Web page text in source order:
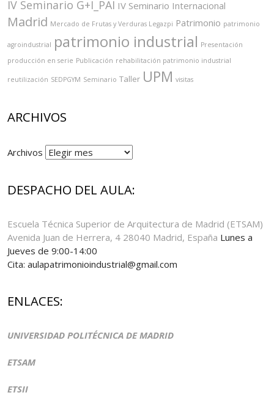
IV Seminario G+I_PAI IV Seminario Internacional
Madrid Mercado de Frutas y Verduras Legazpi Patrimonio patrimonio
agroindustrial patrimonio industrial Presentación
producción en serie Publicación rehabilitación patrimonio industrial
reutilización SEDPGYM Seminario Taller UPM visitas
ARCHIVOS
Archivos
DESPACHO DEL AULA:
Escuela Técnica Superior de Arquitectura de Madrid (ETSAM)
Avenida Juan de Herrera, 4 28040 Madrid, España Lunes a
Jueves de 9:00-14:00
Cita: aulapatrimonioindustrial@gmail.com
ENLACES:
UNIVERSIDAD POLITÉCNICA DE MADRID
ETSAM
ETSII